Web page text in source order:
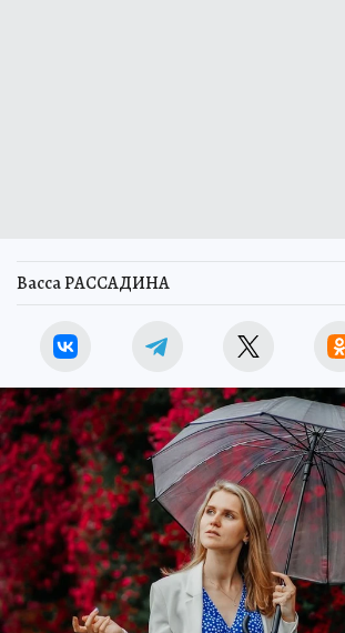
Васса РАССАДИНА